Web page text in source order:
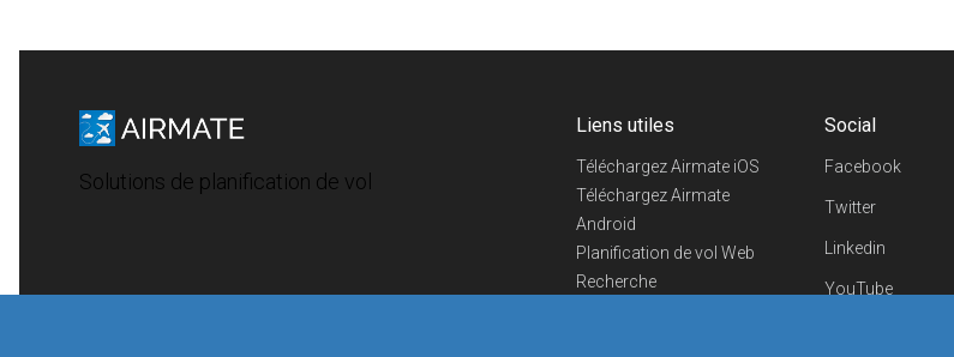
Solutions de planification de vol
Liens utiles
Téléchargez Airmate iOS
Téléchargez Airmate
Android
Planification de vol Web
Recherche
Social
Facebook
Twitter
Linkedin
YouTube